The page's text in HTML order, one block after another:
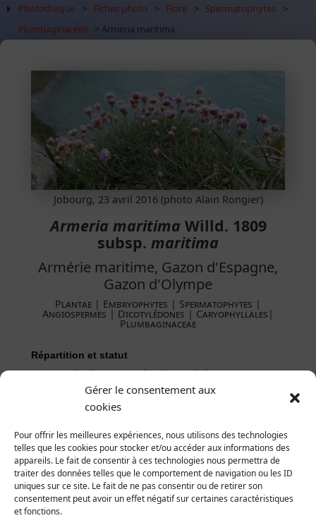
Gérer le consentement aux
cookies
Pour offrir les meilleures expériences, nous utilisons des technologies
telles que les cookies pour stocker et/ou accéder aux informations des
appareils. Le fait de consentir à ces technologies nous permettra de
traiter des données telles que le comportement de navigation ou les ID
uniques sur ce site. Le fait de ne pas consentir ou de retirer son
consentement peut avoir un effet négatif sur certaines caractéristiques
et fonctions.
Photothèque > Fiches photo > Flore > Spermatophytes
>
Plumbaginacées
> Armeria maritima
Jobourg, 23 avril 2016 (photo Alain Rongier)
Armeria maritima Willd. 1809
subsp. maritima
Armérie maritime, Gazon d'Espagne,
Gazon d'Olympe
Plantae ­| Embryophytes | Spermatophytes |
Angiospermes | Dicotylédones | Caryophyllales|
Plumbaginaceae
Répartition et statut
Europe : les littoraux atlantiques de l'Europe.
France : le littoral de la Manche et de l'Atlantique.
Manche : le littoral du département, tout